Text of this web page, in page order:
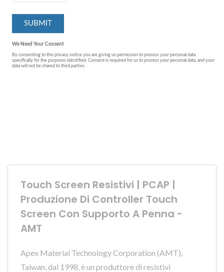
Touch Screen Resistivi | PCAP |
Produzione Di Controller Touch
Screen Con Supporto A Penna -
AMT
Apex Material Technology Corporation (AMT),
Taiwan, dal 1998, è un produttore di resistivi